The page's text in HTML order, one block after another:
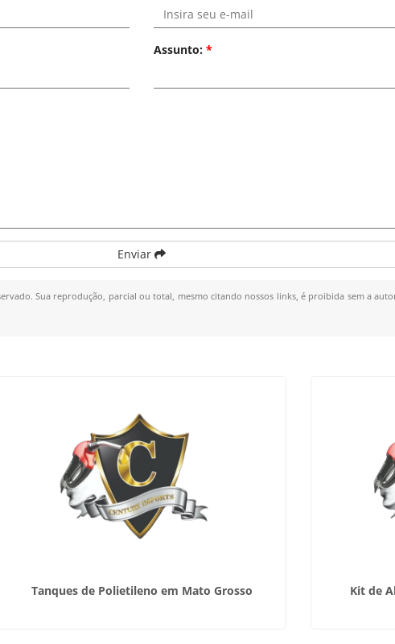
Assunto: *
Enviar
Sua reprodução, parcial ou total, mesmo citando nossos links, é proibida sem a
Tanques de Polietileno em Mato Grosso Kit de